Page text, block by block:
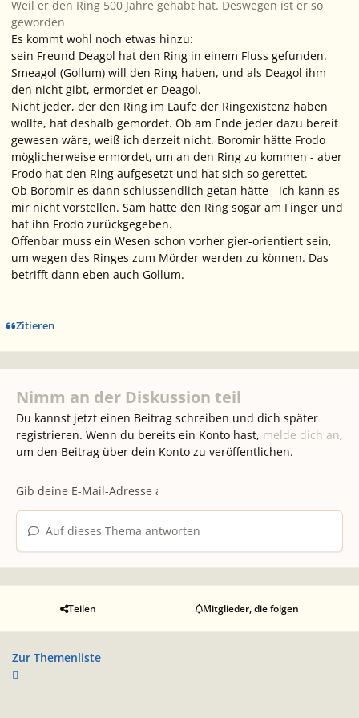
Weil er den Ring 500 Jahre gehabt hat. Deswegen ist er so
geworden
Es kommt wohl noch etwas hinzu:
sein Freund Deagol hat den Ring in einem Fluss gefunden.
Smeagol (Gollum) will den Ring haben, und als Deagol ihm
den nicht gibt, ermordet er Deagol.
Nicht jeder, der den Ring im Laufe der Ringexistenz haben
wollte, hat deshalb gemordet. Ob am Ende jeder dazu bereit
gewesen wäre, weiß ich derzeit nicht. Boromir hätte Frodo
möglicherweise ermordet, um an den Ring zu kommen - aber
Frodo hat den Ring aufgesetzt und hat sich so gerettet.
Ob Boromir es dann schlussendlich getan hätte - ich kann es
mir nicht vorstellen. Sam hatte den Ring sogar am Finger und
hat ihn Frodo zurückgegeben.
Offenbar muss ein Wesen schon vorher gier-orientiert sein,
um wegen des Ringes zum Mörder werden zu können. Das
betrifft dann eben auch Gollum.
Zitieren
Nimm an der Diskussion teil
Du kannst jetzt einen Beitrag schreiben und dich später
registrieren. Wenn du bereits ein Konto hast, melde dich an,
um den Beitrag über dein Konto zu veröffentlichen.
Auf dieses Thema antworten
Teilen Mitglieder, die folgen
Zur Themenliste